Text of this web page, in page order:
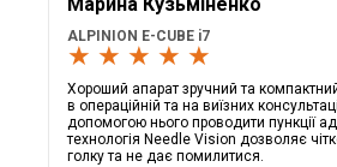
Марина Кузьміненко
ALPINION E-CUBE i7
★ ★ ★ ★ ★
Хороший апарат зручний та
в операційній та на виїзних
допомогою нього проводити пункції
технологія Needle Vision дозволяє
голку та не дає помилитися.